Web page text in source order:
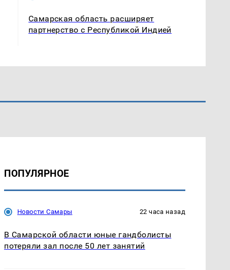
Самарская область расширяет
партнерство с Республикой Индией
ПОПУЛЯРНОЕ
Новости Самары 22 часа назад
В Самарской области юные гандболисты
потеряли зал после 50 лет занятий